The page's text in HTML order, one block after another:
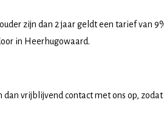
zijn dan 2 jaar geldt een tarief van
in Heerhugowaard.
vrijblijvend contact met ons op,